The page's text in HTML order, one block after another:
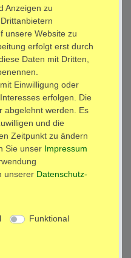
radial Modell: KZE2
Warenkorb
Anzeigen zu
unsere Website zu
erfolgt erst durch
Daten mit Dritten,
Einwilligung oder
erfolgen. Die
abgelehnt werden. Es
und die
Zeitpunkt zu ändern
Sie unser Impressum
unserer Daten­schutz­
Funktional